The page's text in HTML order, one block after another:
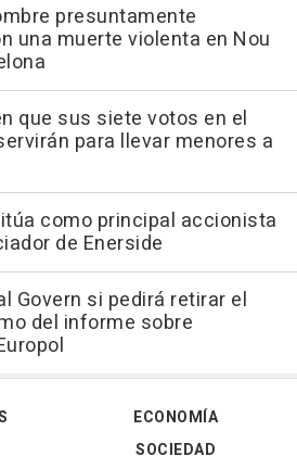
presuntamente
una muerte violenta en Nou
que sus siete votos en el
para llevar menores a
como principal accionista
de Enerside
Govern si pedirá retirar el
del informe sobre
ECONOMÍA
SOCIEDAD